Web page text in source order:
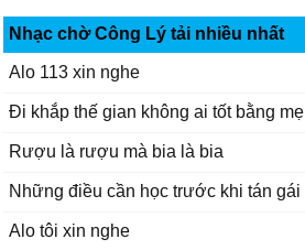
Nhạc chờ Công Lý tải nhiều nhất
Alo 113 xin nghe
Đi khắp thế gian không ai tốt bằng mẹ
Rượu là rượu mà bia là bia
Những điều cần học trước khi tán gái
Alo tôi xin nghe